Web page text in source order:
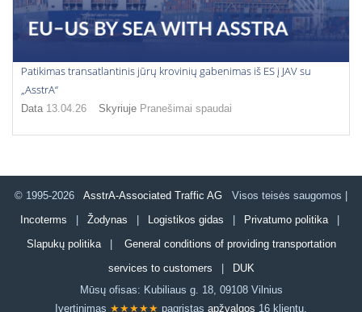
Patikimas transatlantinis jūrų krovinių gabenimas iš ES į JAV su
„AsstrA“
Data 13.04.26 Skyriuje Pranešimai spaudai
© 1995-2026 AsstrA-Associated Traffic AG Visos teisės saugomos |
Incoterms
Žodynas Logistikos gidas Privatumo politika|
Slapukų politika
General conditions of providing transportation
services to customers
DUK
Mūsų ofisas: Kubiliaus g. 18, 09108 Vilnius
Įvertinimas ★★★★★ pagrįstas apžvalgos 16 klientų.